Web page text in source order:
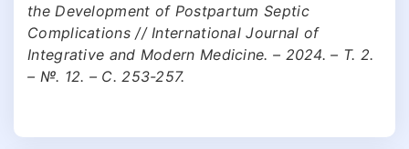
the Development of Postpartum Septic
Complications // International Journal of
Integrative and Modern Medicine. – 2024. – Т. 2.
– №. 12. – С. 253-257.